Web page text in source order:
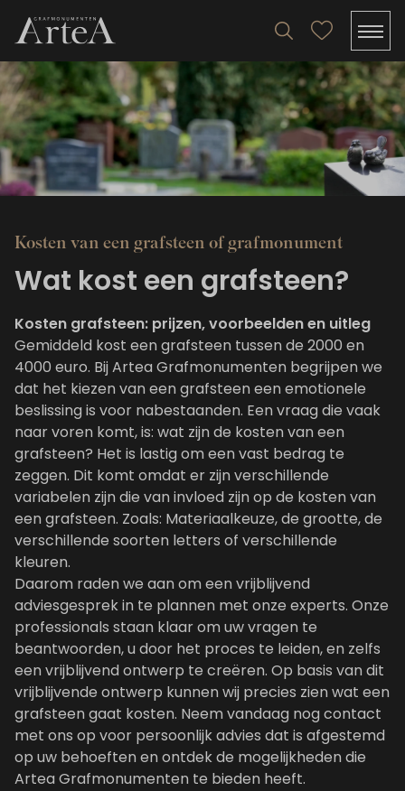
Kosten van een grafsteen of grafmonument
Wat kost een grafsteen?
Kosten grafsteen: prijzen, voorbeelden en uitleg
Gemiddeld kost een grafsteen tussen de 2000 en
4000 euro. Bij Artea Grafmonumenten begrijpen we
dat het kiezen van een grafsteen een emotionele
beslissing is voor nabestaanden. Een vraag die vaak
naar voren komt, is: wat zijn de kosten van een
grafsteen? Het is lastig om een vast bedrag te
zeggen. Dit komt omdat er zijn verschillende
variabelen zijn die van invloed zijn op de kosten van
een grafsteen. Zoals: Materiaalkeuze, de grootte, de
verschillende soorten letters of verschillende
kleuren.
Daarom raden we aan om een vrijblijvend
adviesgesprekin te plannen met onze experts. Onze
professionals staan klaar om uw vragen te
beantwoorden, u door het proces te leiden, en zelfs
een vrijblijvend ontwerp te creëren. Op basis van dit
vrijblijvende ontwerp kunnen wij precies zien wat een
grafsteen gaat kosten. Neem vandaag nog contact
met ons op voor persoonlijk advies dat is afgestemd
op uw behoeften en ontdek de mogelijkheden die
Artea Grafmonumenten te bieden heeft.